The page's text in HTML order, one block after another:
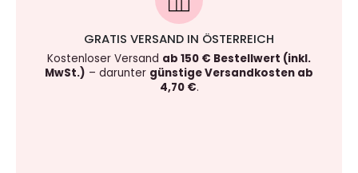
GRATIS VERSAND IN ÖSTERREICH
Kostenloser Versand ab 150 € Bestellwert (inkl.
MwSt.) – darunter günstige Versandkosten ab
4,70 €.